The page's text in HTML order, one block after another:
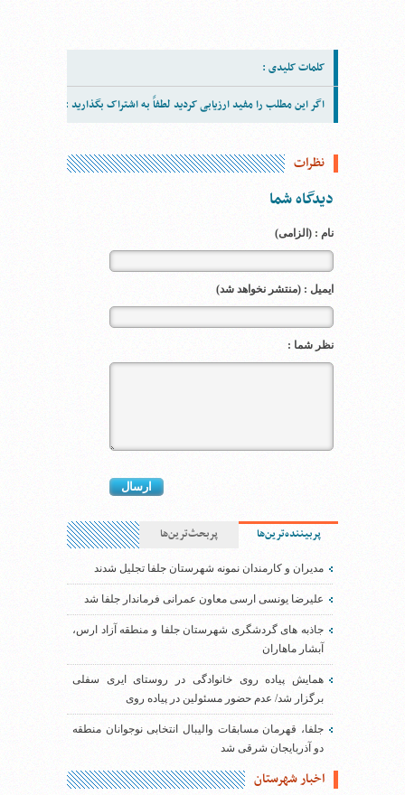
کلمات کلیدی :
اگر این مطلب را مفید ارزیابی کردید لطفاً به اشتراک بگذارید :
نظرات
دیدگاه شما
نام : (الزامی)
ایمیل : (منتشر نخواهد شد)
نظر شما :
پربیننده‌ترین‌ها پربحث‌ترین‌ها
مدیران و کارمندان نمونه شهرستان جلفا تجلیل شدند
علیرضا یونسی ارسی معاون عمرانی فرماندار جلفا شد
جاذبه های گردشگری شهرستان جلفا و منطقه آزاد ارس،
آبشار ماهاران
همایش پیاده روی خانوادگی در روستای ایری سفلی
برگزار شد/ عدم حضور مسئولین در پیاده روی
جلفا، قهرمان مسابقات والیبال انتخابی نوجوانان منطقه
دو آذربایجان شرقی شد
اخبار شهرستان